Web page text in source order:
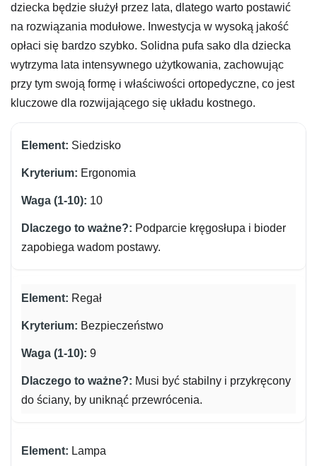
dziecka będzie służył przez lata, dlatego warto postawić
na rozwiązania modułowe. Inwestycja w wysoką jakość
opłaci się bardzo szybko. Solidna pufa sako dla dziecka
wytrzyma lata intensywnego użytkowania, zachowując
przy tym swoją formę i właściwości ortopedyczne, co jest
kluczowe dla rozwijającego się układu kostnego.
Siedzisko
Ergonomia
10
Podparcie kręgosłupa i bioder
zapobiega wadom postawy.
Regał
Bezpieczeństwo
9
Musi być stabilny i przykręcony
do ściany, by uniknąć przewrócenia.
Lampa